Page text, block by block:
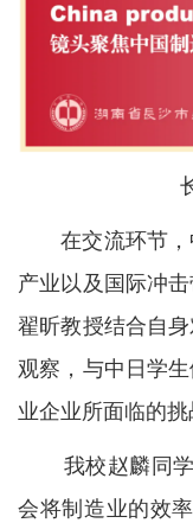
在交流环节
产业以及国际冲
翟昕教授结合自
观察，与中日学
业企业所面临的挑
我校赵麟同
会将制造业的效